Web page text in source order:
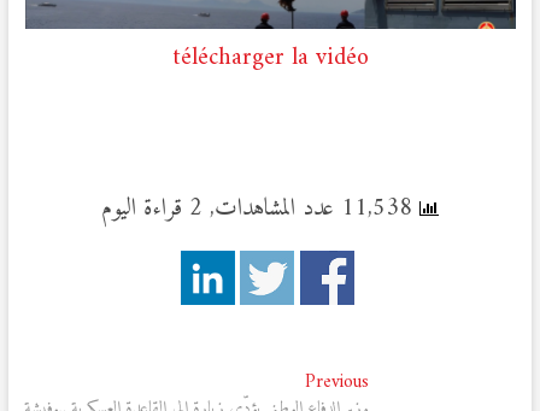
télécharger la vidéo
11,538 عدد المشاهدات, 2 قراءة اليوم
Previous
Previous